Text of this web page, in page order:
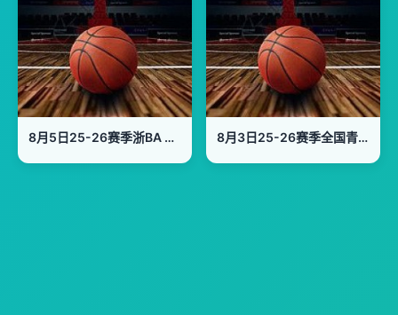
8月5日25-26赛季浙BA 浦江60VS67义乌 8月3日25-26赛季全国青年篮球联赛 深圳新世纪85VS63天津荣钢